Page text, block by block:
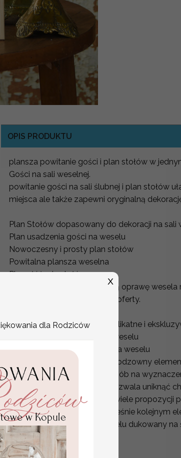
OPIS PRODUKTU
plansza powitanie gości i plan stołów w
Gości na sali weselnej.
powitanie gości na sali ślubnej i plan stołów
miejsca ale także zapewni oryginalną
Plan Stołów dopasowany do dekoracji na sali
Plan usadzenia gości na weselu
Nowoczesny i prosty plan stołów
Powitalna plansza weselna
Plan ułóżenia stołów
Aby stworzyć niepowtarzalną oprawę
dowonym motywie z Naszej oferty.
Nowoczesne jak i stylowe, delikatne i
Plansza usadzenia gości na weselu
Tablica z usadzeniem gości na weselu
Plan stołów weselnych to nieodzowny
przyjęcia. Jest to idealny sposób na
zaproszonych gości, który pozwala uniknąć
ofercie znajdziecie Państwo wiele propozycji
na przyjęcie stają się jednocześnie kolejnym
Plan usadzenia gości na Weselu dukowany na
gramaturze 280 g
PLAN STOŁÓW WESELNYCH
dla Rodziców
X